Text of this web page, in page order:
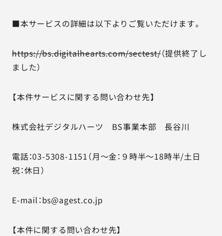
■本サービスの詳細は以下よりご覧いただけます。
https://bs.digitalhearts.com/sectest/（提供終了し
ました）
【本件サービスに関する問い合わせ先】
株式会社デジタルハーツ BS事業本部 長谷川
電話：03-5308-1151（月～金：９時半～18時半/土日
祝：休日）
E-mail：bs@agest.co.jp
【本件に関する問い合わせ先】